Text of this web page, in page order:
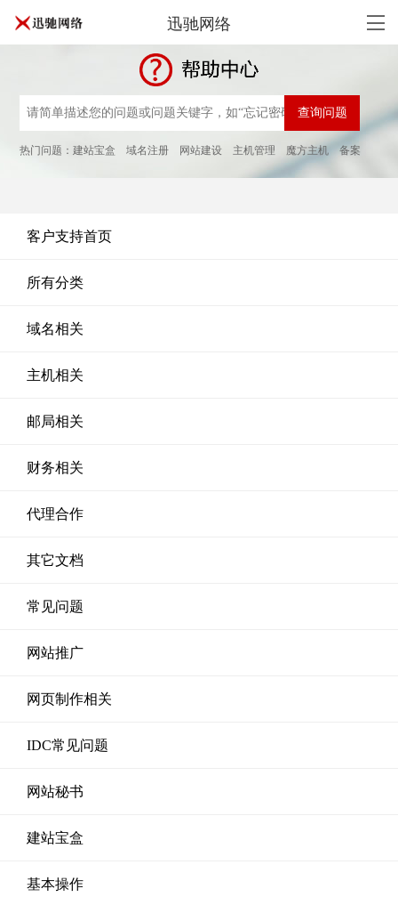
迅驰网络
热门问题：建站宝盒 域名注册 网站建设 主机管理 魔方主机 备案
客户支持首页
所有分类
域名相关
主机相关
邮局相关
财务相关
代理合作
其它文档
常见问题
网站推广
网页制作相关
IDC常见问题
网站秘书
建站宝盒
基本操作